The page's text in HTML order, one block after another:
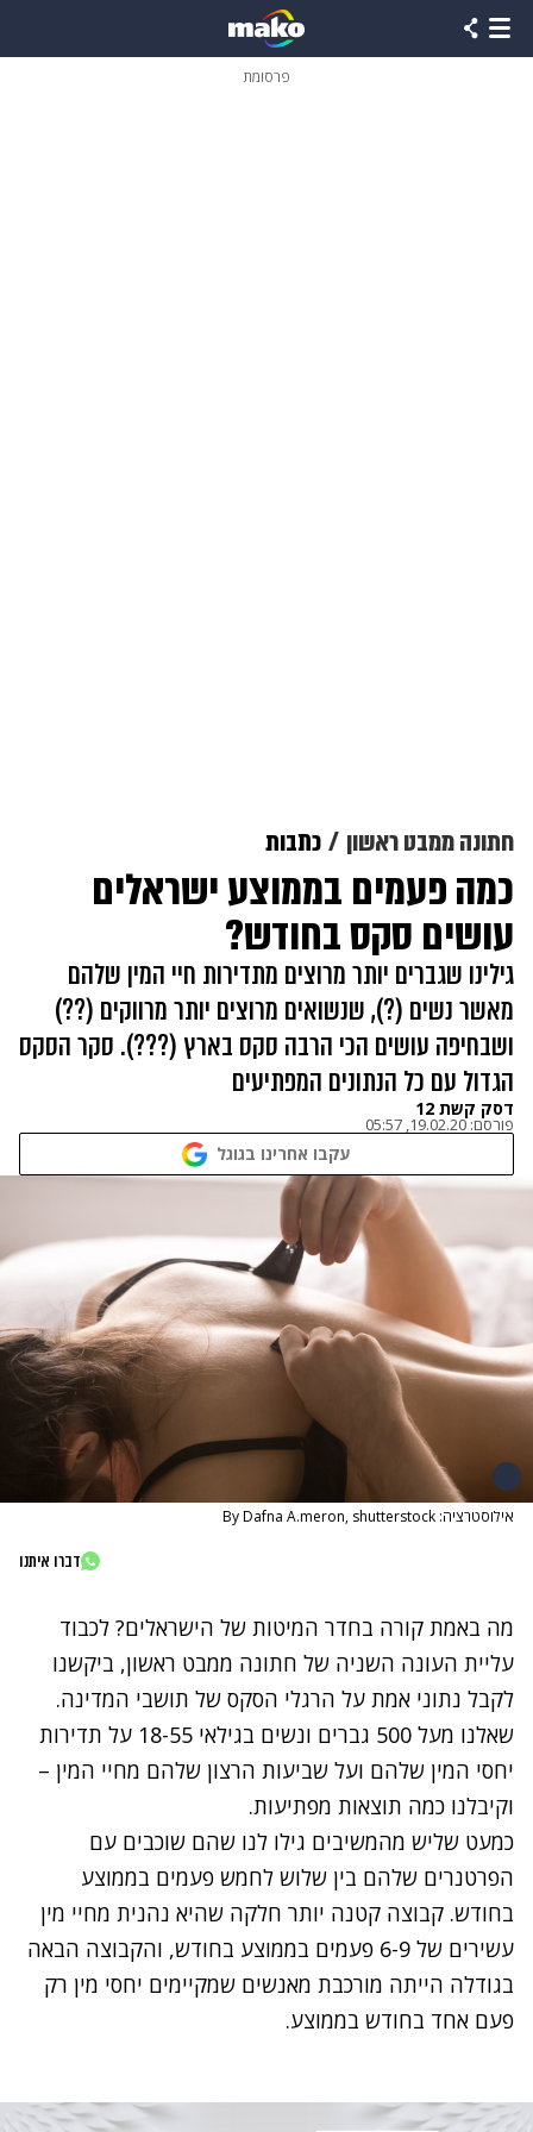
פרסומת
חתונה ממבט ראשון כתבות
כמה פעמים בממוצע ישראלים
עושים סקס בחודש?
גילינו שגברים יותר מרוצים מתדירות חיי המין שלהם
מאשר נשים (?), שנשואים מרוצים יותר מרווקים (??)
ושבחיפה עושים הכי הרבה סקס בארץ (???). סקר הסקס
הגדול עם כל הנתונים המפתיעים
דסק קשת 12
פורסם:19.02.20, 05:57
עקבו אחרינו בגוגל
אילוסטרציה: By Dafna A.meron, shutterstock
דברו איתנו
מה באמת קורה בחדר המיטות של הישראלים? לכבוד
עליית העונה השניה של חתונה ממבט ראשון, ביקשנו
לקבל נתוני אמת על הרגלי הסקס של תושבי המדינה.
שאלנו מעל 500 גברים ונשים בגילאי 18-55 על תדירות
יחסי המין שלהם ועל שביעות הרצון שלהם מחיי המין –
וקיבלנו כמה תוצאות מפתיעות.
כמעט שליש מהמשיבים גילו לנו שהם שוכבים עם
הפרטנרים שלהם בין שלוש לחמש פעמים בממוצע
בחודש. קבוצה קטנה יותר חלקה שהיא נהנית מחיי מין
עשירים של 6-9 פעמים בממוצע בחודש, והקבוצה הבאה
בגודלה הייתה מורכבת מאנשים שמקיימים יחסי מין רק
פעם אחד בחודש בממוצע.